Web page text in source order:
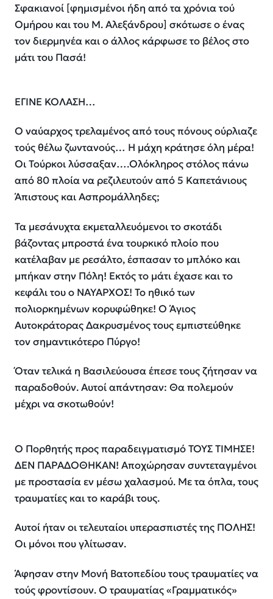
Σφακιανοί [φημισμένοι ήδη από τα χρόνια τού
Ομήρου και του Μ. Αλεξάνδρου] σκότωσε ο ένας
τον διερμηνέα και ο άλλος κάρφωσε το βέλος στο
μάτι του Πασά!
ΕΓΙΝΕ ΚΟΛΑΣΗ…
Ο ναύαρχος τρελαμένος από τους πόνους ούρλιαζε
τούς θέλω ζωντανούς… Η μάχη κράτησε όλη μέρα!
Οι Τούρκοι λύσσαξαν….Ολόκληρος στόλος πάνω
από 80 πλοία να ρεζιλευτούν από 5 Καπετάνιους
Άπιστους και Ασπρομάλληδες;
Τα μεσάνυχτα εκμεταλλευόμενοι το σκοτάδι
βάζοντας μπροστά ένα τουρκικό πλοίο που
κατέλαβαν με ρεσάλτο, έσπασαν το μπλόκο και
μπήκαν στην Πόλη! Εκτός το μάτι έχασε και το
κεφάλι του ο ΝΑΥΑΡΧΟΣ! Το ηθικό των
πολιορκημένων κορυφώθηκε! Ο Άγιος
Αυτοκράτορας Δακρυσμένος τους εμπιστεύθηκε
τον σημαντικότερο Πύργο!
Όταν τελικά η Βασιλεύουσα έπεσε τους ζήτησαν να
παραδοθούν. Αυτοί απάντησαν: Θα πολεμούν
μέχρι να σκοτωθούν!
Ο Πορθητής προς παραδειγματισμό ΤΟΥΣ ΤΙΜΗΣΕ!
ΔΕΝ ΠΑΡΑΔΟΘΗΚΑΝ! Αποχώρησαν συντεταγμένοι
με προστασία εν μέσω χαλασμού. Με τα όπλα, τους
τραυματίες και το καράβι τους.
Αυτοί ήταν οι τελευταίοι υπερασπιστές της ΠΟΛΗΣ!
Οι μόνοι που γλίτωσαν.
Άφησαν στην Μονή Βατοπεδίου τους τραυματίες να
τούς φροντίσουν. Ο τραυματίας «Γραμματικός»